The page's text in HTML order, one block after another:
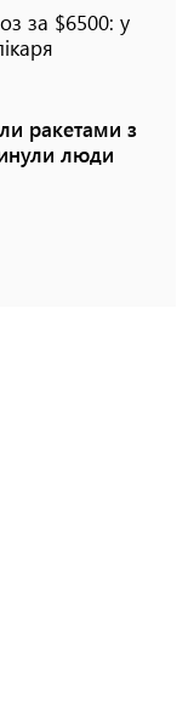
за $6500: у
ракетами з
люди